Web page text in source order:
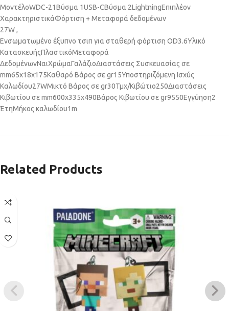
ΜοντέλοWDC-21Βύσμα 1USB-CΒύσμα 2LightningΕπιπλέον
ΧαρακτηριστικάΦόρτιση + Μεταφορά δεδομένων
27W ,
Ενσωματωμένο έξυπνο τσιπ για σταθερή φόρτιση OD3.6Υλικό
ΚατασκευήςΠλαστικόΜεταφορά
ΔεδομένωνΝαιΧρώμαΓαλάζιοΔιαστάσεις Συσκευασίας σε
mm65x18x175Καθαρό Βάρος σε gr15Υποστηριζόμενη Ισχύς
Καλωδίου27WΜικτό Βάρος σε gr30Τμχ/Κιβώτιο250Διαστάσεις
Κιβωτίου σε mm600x335x490Βάρος Κιβωτίου σε gr9550Εγγύηση2
ΈτηΜήκος καλωδίου1m
Related Products